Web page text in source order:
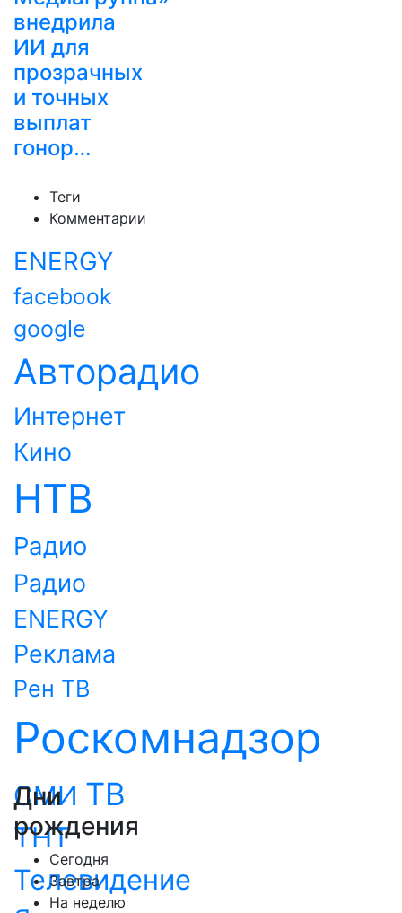
внедрила
ИИ для
прозрачных
и точных
выплат
гонор…
Теги
Комментарии
ENERGY
facebook
google
Авторадио
Интернет
Кино
НТВ
Радио
Радио
ENERGY
Реклама
Рен ТВ
Роскомнадзор
СМИ ТВ
ТНТ
Телевидение
Дни
рождения
Сегодня
Завтра
На неделю